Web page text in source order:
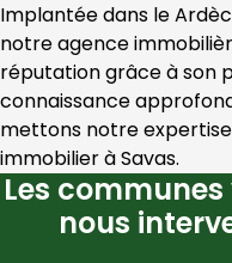
Implantée dans le
notre agence
réputation grâce à son
connaissance
mettons notre
immobilier à Savas.
Les
nous